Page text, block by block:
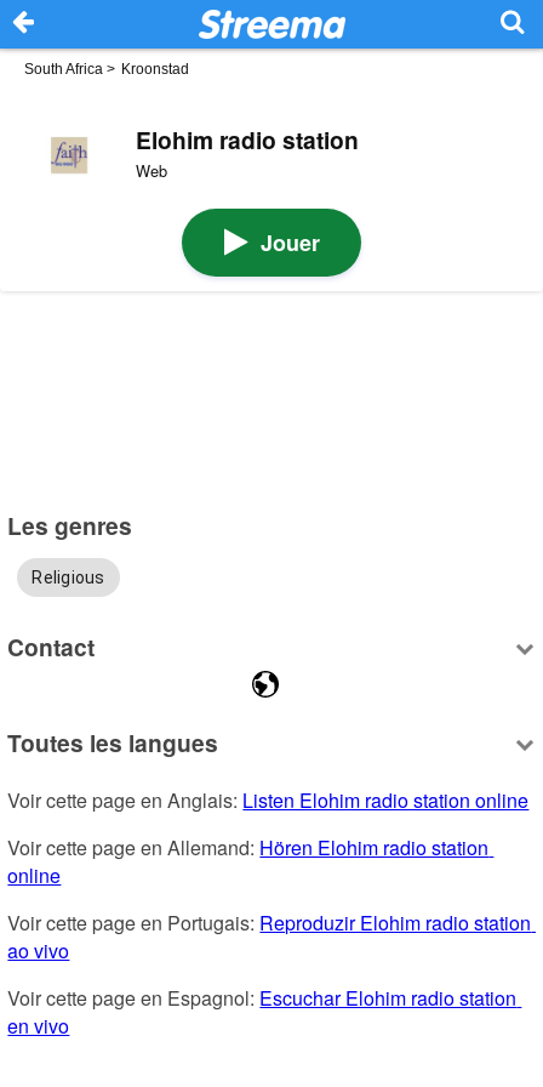
South Africa > Kroonstad
Elohim radio station
Web
Jouer
Les genres
Religious
Contact
Toutes les langues
Voir cette page en Anglais: Listen Elohim radio station online
Voir cette page en Allemand: Hören Elohim radio station
online
Voir cette page en Portugais: Reproduzir Elohim radio station
ao vivo
Voir cette page en Espagnol: Escuchar Elohim radio station
en vivo